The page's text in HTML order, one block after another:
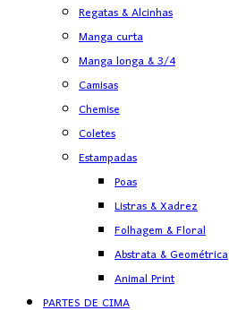
Regatas & Alcinhas
Manga curta
Manga longa & 3/4
Camisas
Chemise
Coletes
Estampadas
Poas
Listras & Xadrez
Folhagem & Floral
Abstrata & Geométrica
Animal Print
PARTES DE CIMA